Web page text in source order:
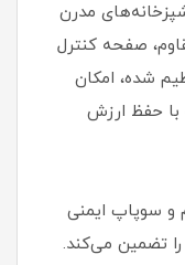
مدرن
صفحه کنترل
تنظیم شده، امکان
با حفظ ارزش
و سوپاپ ایمنی
تضمین می‌کند.